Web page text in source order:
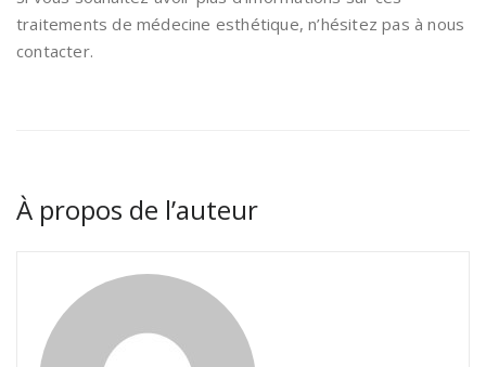
traitements de médecine esthétique, n’hésitez pas à nous
contacter.
À propos de l’auteur